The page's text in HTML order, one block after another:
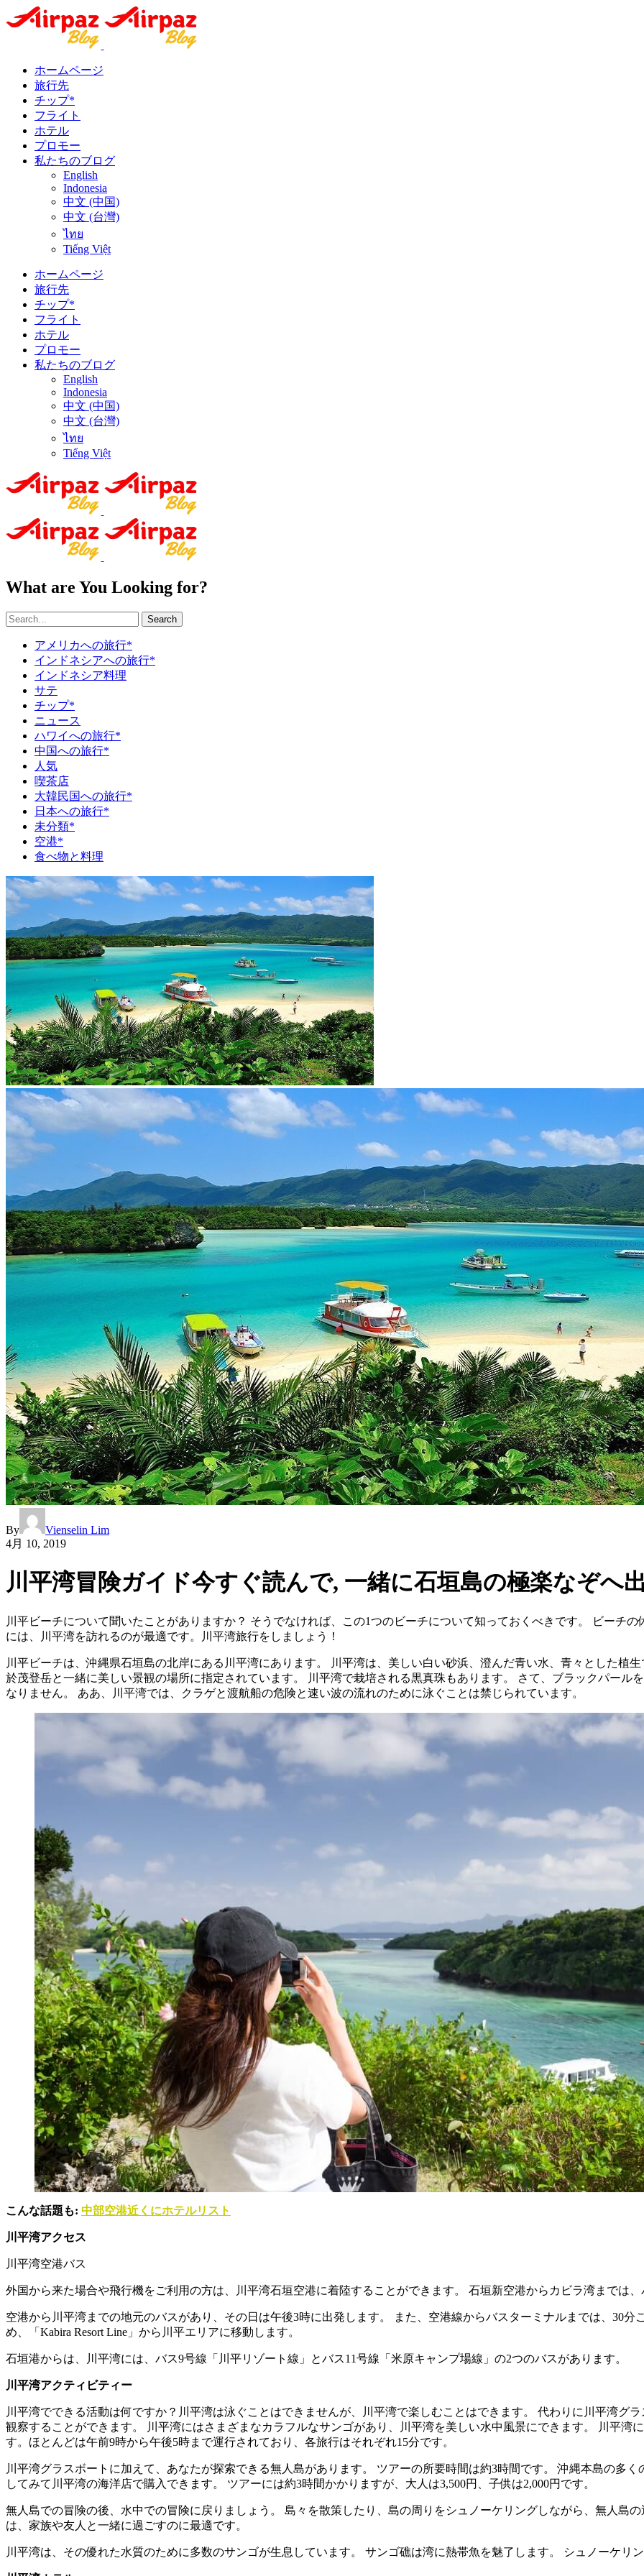
ホームページ
旅行先
チップ*
フライト
ホテル
プロモー
私たちのブログ
English
Indonesia
中文 (中国)
中文 (台灣)
ไทย
Tiếng Việt
ホームページ
旅行先
チップ*
フライト
ホテル
プロモー
私たちのブログ
English
Indonesia
中文 (中国)
中文 (台灣)
ไทย
Tiếng Việt
What are You Looking for?
Search
アメリカへの旅行*
インドネシアへの旅行*
インドネシア料理
サテ
チップ*
ニュース
ハワイへの旅行*
中国への旅行*
人気
喫茶店
大韓民国への旅行*
日本への旅行*
未分類*
空港*
食べ物と料理
By
Vienselin Lim
4月 10, 2019
川平湾冒険ガイド今すぐ読んで, 一緒に石垣島の極楽なぞへ
川平ビーチについて聞いたことがありますか？ そうでなければ、この1つのビーチについて知っておくべきです。 ビーチ
には、川平湾を訪れるのが最適です。川平湾旅行をしましょう！
川平ビーチは、沖縄県石垣島の北岸にある川平湾にあります。 川平湾は、美しい白い砂浜、澄んだ青い水、青々とした植
於茂登岳と一緒に美しい景観の場所に指定されています。 川平湾で栽培される黒真珠もあります。 さて、ブラックパール
なりません。 ああ、川平湾では、クラゲと渡航船の危険と速い波の流れのために泳ぐことは禁じられています。
こんな話題も: 中部空港近くにホテルリスト
川平湾アクセス
川平湾空港バス
外国から来た場合や飛行機をご利用の方は、川平湾石垣空港に着陸することができます。 石垣新空港からカビラ湾までは
空港から川平湾までの地元のバスがあり、その日は午後3時に出発します。 また、空港線からバスターミナルまでは、30
め、「Kabira Resort Line」から川平エリアに移動します。
石垣港からは、川平湾には、バス9号線「川平リゾート線」とバス11号線「米原キャンプ場線」の2つのバスがあります。
川平湾アクティビティー
川平湾でできる活動は何ですか？川平湾は泳ぐことはできませんが、川平湾で楽しむことはできます。 代わりに川平湾グ
観察することができます。 川平湾にはさまざまなカラフルなサンゴがあり、川平湾を美しい水中風景にできます。 川平湾
す。ほとんどは午前9時から午後5時まで運行されており、各旅行はそれぞれ15分です。
川平湾グラスボートに加えて、あなたが探索できる無人島があります。 ツアーの所要時間は約3時間です。 沖縄本島の多
してみて川平湾の海洋店で購入できます。 ツアーには約3時間かかりますが、大人は3,500円、子供は2,000円です。
無人島での冒険の後、水中での冒険に戻りましょう。 島々を散策したり、島の周りをシュノーケリングしながら、無人島
は、家族や友人と一緒に過ごすのに最適です。
川平湾は、その優れた水質のために多数のサンゴが生息しています。 サンゴ礁は湾に熱帯魚を魅了します。 シュノーケリ